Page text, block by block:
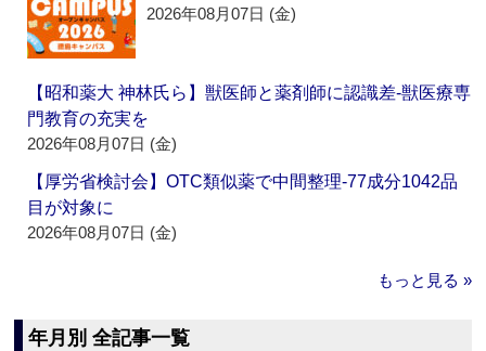
2026年08月07日 (金)
【昭和薬大 神林氏ら】獣医師と薬剤師に認識差‐獣医療専
門教育の充実を
2026年08月07日 (金)
【厚労省検討会】OTC類似薬で中間整理‐77成分1042品
目が対象に
2026年08月07日 (金)
もっと見る »
年月別 全記事一覧